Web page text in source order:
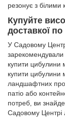
резонує з білими
Купуйте
доставкої по
У Садовому
купити цибулини
купити цибулини
ландшафтних
патіо або
потреб, ви
Садовому Центрі